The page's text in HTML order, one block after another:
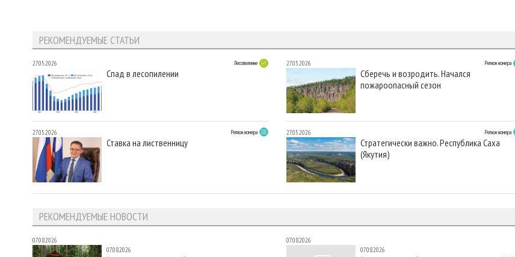
РЕКОМЕНДУЕМЫЕ СТАТЬИ
27.05.2026 Лесопиление
Спад в лесопилении
27.05.2026 Регион номера
Ставка на лиственницу
27.05.2026 Регион номера
Сберечь и возродить. Начался
пожароопасный сезон
27.05.2026 Регион номера
Стратегически важно. Республика Саха
(Якутия)
РЕКОМЕНДУЕМЫЕ НОВОСТИ
07.08.2026
07.08.2026
07.08.2026
07.08.2026